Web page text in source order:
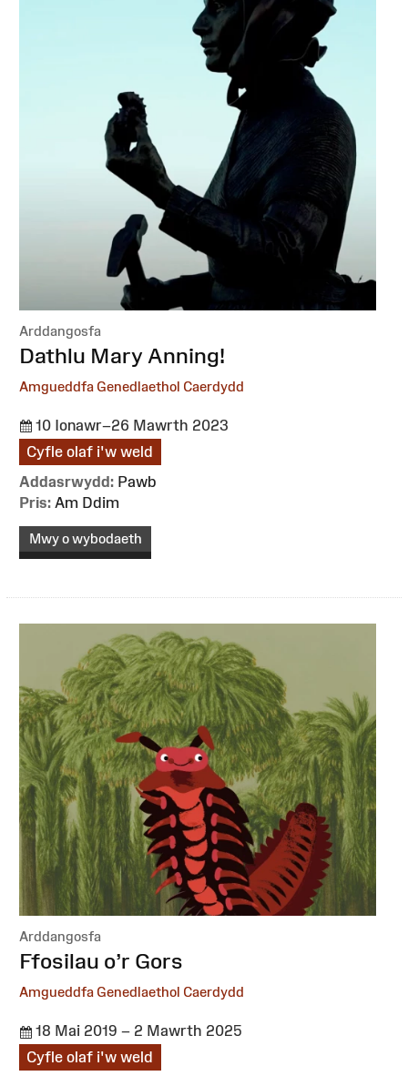
Arddangosfa
:Dathlu Mary Anning!
Amgueddfa Genedlaethol Caerdydd
10 Ionawr–26 Mawrth 2023
Cyfle olaf i'w weld
Addasrwydd: Pawb
Pris: Am Ddim
Mwy o wybodaeth
Arddangosfa
:Ffosilau o’r Gors
Amgueddfa Genedlaethol Caerdydd
18 Mai 2019 – 2 Mawrth 2025
Cyfle olaf i'w weld